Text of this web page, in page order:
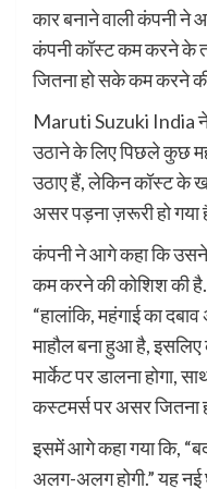
कार बनाने वाली कंपनी ने
कंपनी कॉस्ट कम करने के
जितना हो सके कम करने
Maruti Suzuki India
उठाने के लिए पिछले कुछ
उठाए हैं, लेकिन कॉस्ट के
असर पड़ना ज़रूरी हो गया
कंपनी ने आगे कहा कि
कम करने की कोशिश की
“हालांकि, महंगाई का
माहौल बना हुआ है,
मार्केट पर डालना होगा,
कस्टमर्स पर असर जितना
इसमें आगे कहा गया कि,
अलग-अलग होगी.” यह नई